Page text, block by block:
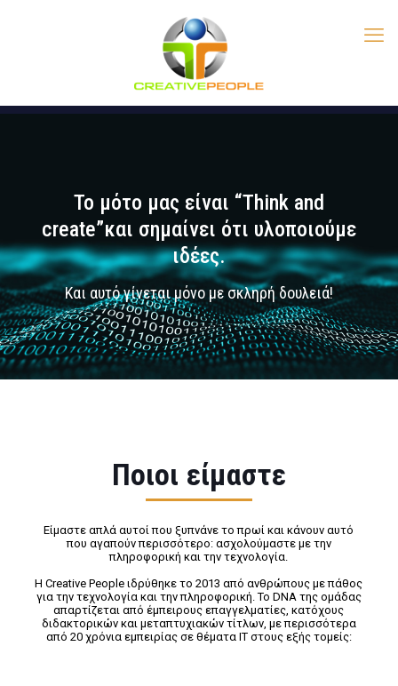
Το μότο μας είναι “Think and
create”και σημαίνει ότι υλοποιούμε
ιδέες.
Και αυτό γίνεται μόνο με σκληρή δουλειά!
Ποιοι είμαστε
Είμαστε απλά αυτοί που ξυπνάνε το πρωί και κάνουν αυτό
που αγαπούν περισσότερο: ασχολούμαστε με την
πληροφορική και την τεχνολογία.
Η Creative People ιδρύθηκε το 2013 από ανθρώπους με πάθος
για την τεχνολογία και την πληροφορική. Το DNA της ομάδας
απαρτίζεται από έμπειρους επαγγελματίες, κατόχους
διδακτορικών και μεταπτυχιακών τίτλων, με περισσότερα
από 20 χρόνια εμπειρίας σε θέματα IT στους εξής τομείς: